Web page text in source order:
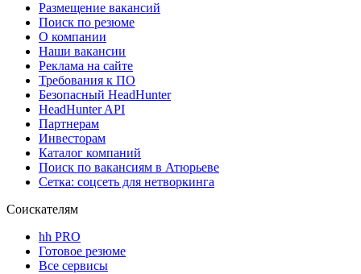
Размещение вакансий
Поиск по резюме
О компании
Наши вакансии
Реклама на сайте
Требования к ПО
Безопасный HeadHunter
HeadHunter API
Партнерам
Инвесторам
Каталог компаний
Поиск по вакансиям в Атюрьеве
Сетка: соцсеть для нетворкинга
Соискателям
hh PRO
Готовое резюме
Все сервисы